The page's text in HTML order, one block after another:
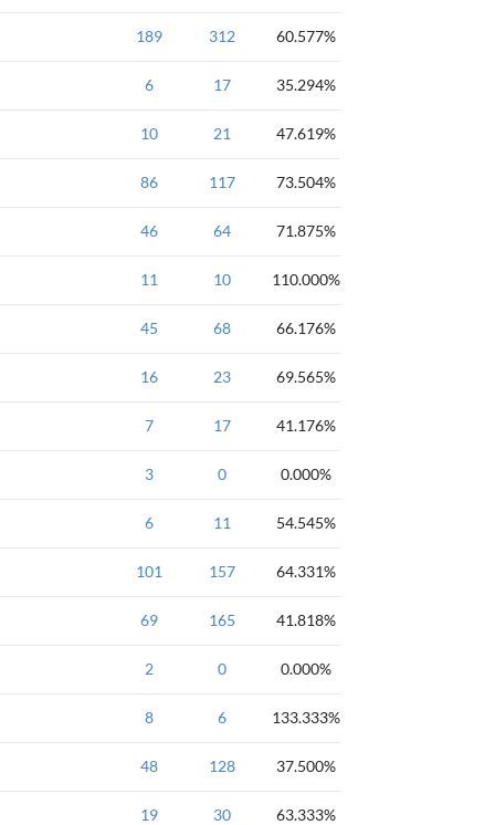
入门题-3.循环结构
189 312 60.577%
入门题
6 17 35.294%
ACM入门题-循环
10 21 47.619%
算法竞赛入门经典
86 117 73.504%
入门题-3.循环结构
46 64 71.875%
入门题-3.循环结构
11 10 110.000%
入门题-3.循环结构 二重循环
45 68 66.176%
入门题-3.循环结构
16 23 69.565%
online
7 17 41.176%
入门题-图论
3 0 0.000%
入门题-图论 floyd最短路径
6 11 54.545%
入门题-位运算
101 157 64.331%
入门题-位运算
69 165 41.818%
入门题-图论
2 0 0.000%
入门必做-语言过关
8 6 133.333%
入门必做-语言过关
48 128 37.500%
入门必做-语言过关
19 30 63.333%